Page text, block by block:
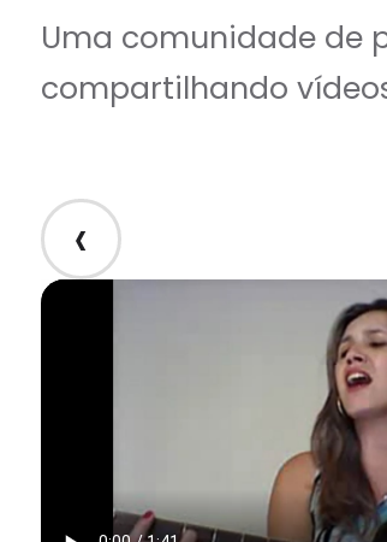
Uma comunidade de
compartilhando
‹